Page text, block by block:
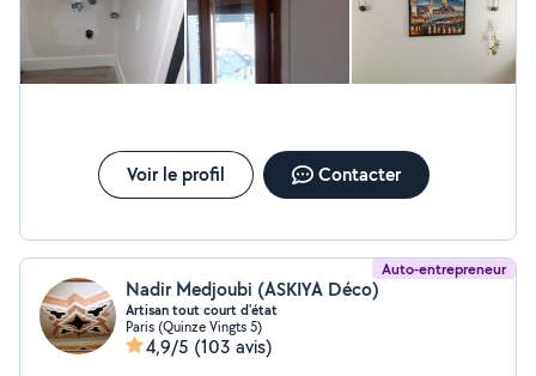
détail. Disponible rapidement Travail propre et efficace
N'hésitez pas à me contacter pour toute demande
Voir le profil Contacter
Auto-entrepreneur
Nadir Medjoubi (ASKIYA Déco)
Artisan tout court d'état
Paris (Quinze Vingts 5)
4,9/5 (103 avis)